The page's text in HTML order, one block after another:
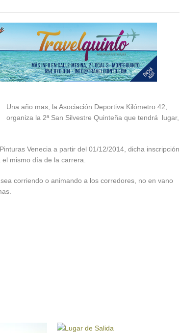
Una año mas, la Asociación Deportiva Kilómetro 42,
organiza la 2ª San Silvestre Quinteña que tendrá lugar,
Venecia a partir del 01/12/2014, dicha inscripción
mismo día de la carrera.
corriendo o animando a los corredores, no en vano